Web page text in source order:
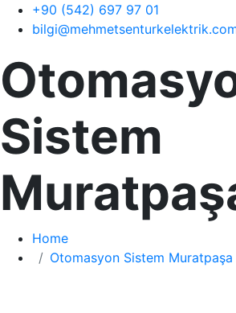
+90 (542) 697 97 01
Sistem
Home
Otomasyon Sistem Muratpaşa